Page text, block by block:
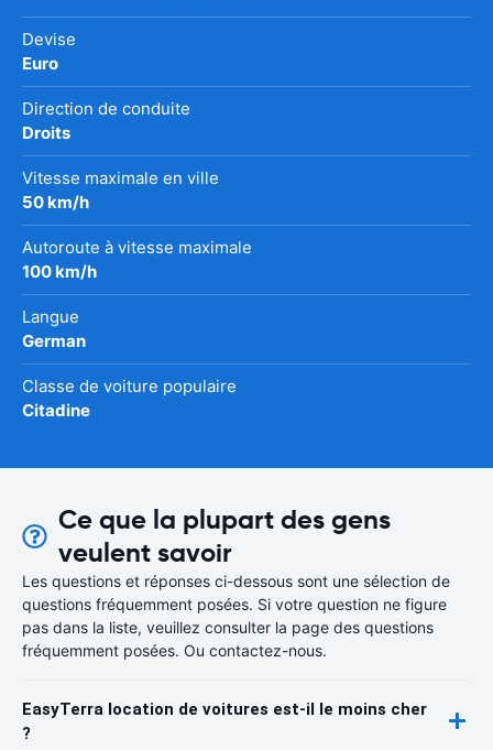
Devise
Euro
Direction de conduite
Droits
Vitesse maximale en ville
50 km/h
Autoroute à vitesse maximale
100 km/h
Langue
German
Classe de voiture populaire
Citadine
Ce que la plupart des gens
veulent savoir
Les questions et réponses ci-dessous sont une sélection de
questions fréquemment posées. Si votre question ne figure
pas dans la liste, veuillez consulter la page des questions
fréquemment posées. Ou contactez-nous.
EasyTerra location de voitures est-il le moins cher
?